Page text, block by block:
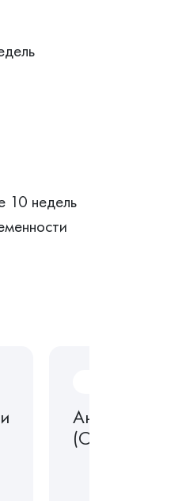
10 недель
Антитела к
(Clonorchis